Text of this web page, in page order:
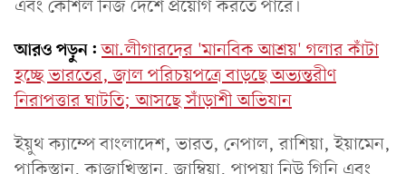
এবং কৌশল নিজ দেশে প্রয়োগ করতে পারে।
আরও পড়ুন: আ.লীগারদের 'মানবিক আশ্রয়' গলার কাঁটা
হচ্ছে ভারতের, জাল পরিচয়পত্রে বাড়ছে অভ্যন্তরীণ
নিরাপত্তার ঘাটতি; আসছে সাঁড়াশী অভিযান
ইয়ুথ ক্যাম্পে বাংলাদেশ, ভারত, নেপাল, রাশিয়া, ইয়ামেন,